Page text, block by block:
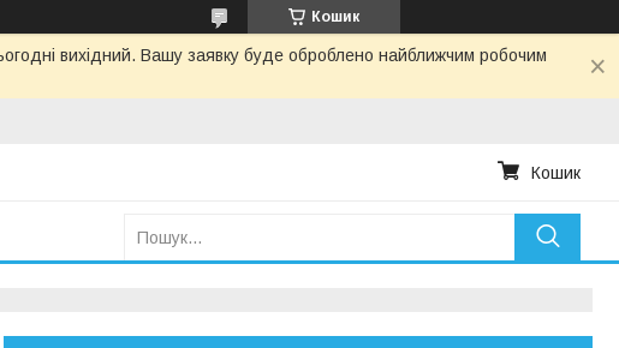
Кошик
вихідний. Вашу заявку буде оброблено найближчим робочим
Кошик